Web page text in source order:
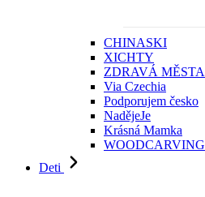
CHINASKI
XICHTY
ZDRAVÁ MĚSTA
Via Czechia
Podporujem česko
NadějeJe
Krásná Mamka
WOODCARVING
Deti